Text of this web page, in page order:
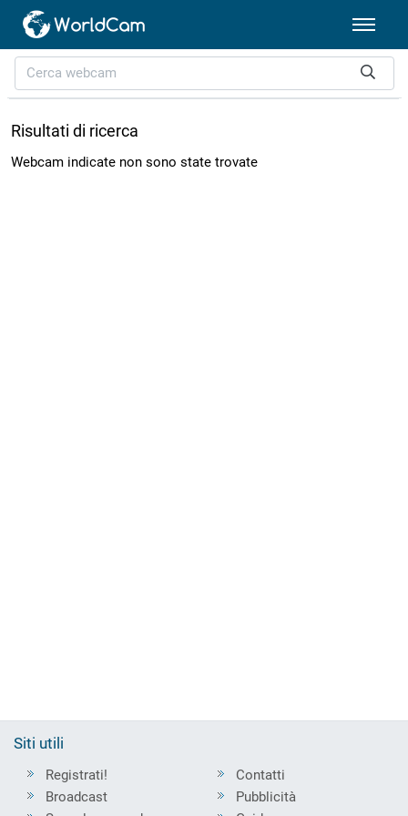
Risultati di ricerca
Webcam indicate non sono state trovate
Siti utili
Registrati!
Broadcast
Contatti
Pubblicità